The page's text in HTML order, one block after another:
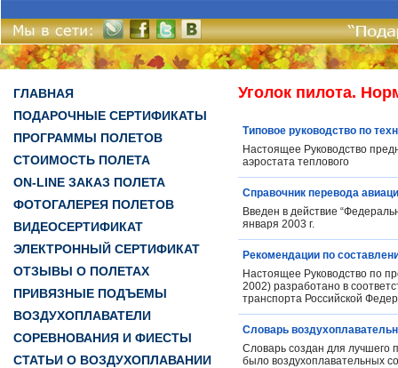
ГЛАВНАЯ
ПОДАРОЧНЫЕ СЕРТИФИКАТЫ
ПРОГРАММЫ ПОЛЕТОВ
СТОИМОСТЬ ПОЛЕТА
ON-LINE ЗАКАЗ ПОЛЕТА
ФОТОГАЛЕРЕЯ ПОЛЕТОВ
ВИДЕОСЕРТИФИКАТ
ЭЛЕКТРОННЫЙ СЕРТИФИКАТ
ОТЗЫВЫ О ПОЛЕТАХ
ПРИВЯЗНЫЕ ПОДЪЕМЫ
ВОЗДУХОПЛАВАТЕЛИ
СОРЕВНОВАНИЯ И ФИЕСТЫ
СТАТЬИ О ВОЗДУХОПЛАВАНИИ
Уголок пилота.
Типовое руководство по
Настоящее Руководство
аэростата теплового
Справочник перевода
Введен в действие
января 2003 г.
Рекомендации по
Настоящее Руководство по
2002) разработано в
транспорта Российской
Словарь
Словарь создан для лучшего
было воздухоплавательных